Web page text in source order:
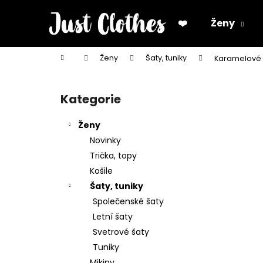
❤️ Ženy
Domů Ženy Šaty, tuniky Karamelové
Přeskočit
kategorie
Kategorie
Ženy
Novinky
Trička, topy
Košile
Šaty, tuniky
Společenské šaty
Letní šaty
Svetrové šaty
Tuniky
í
Zpět
do
Zpět
do